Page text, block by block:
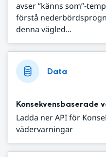
avser ”känns som”-
förstå
denna vägled...
Data
Konsekvensbaserade
Ladda ner API för
vädervarningar